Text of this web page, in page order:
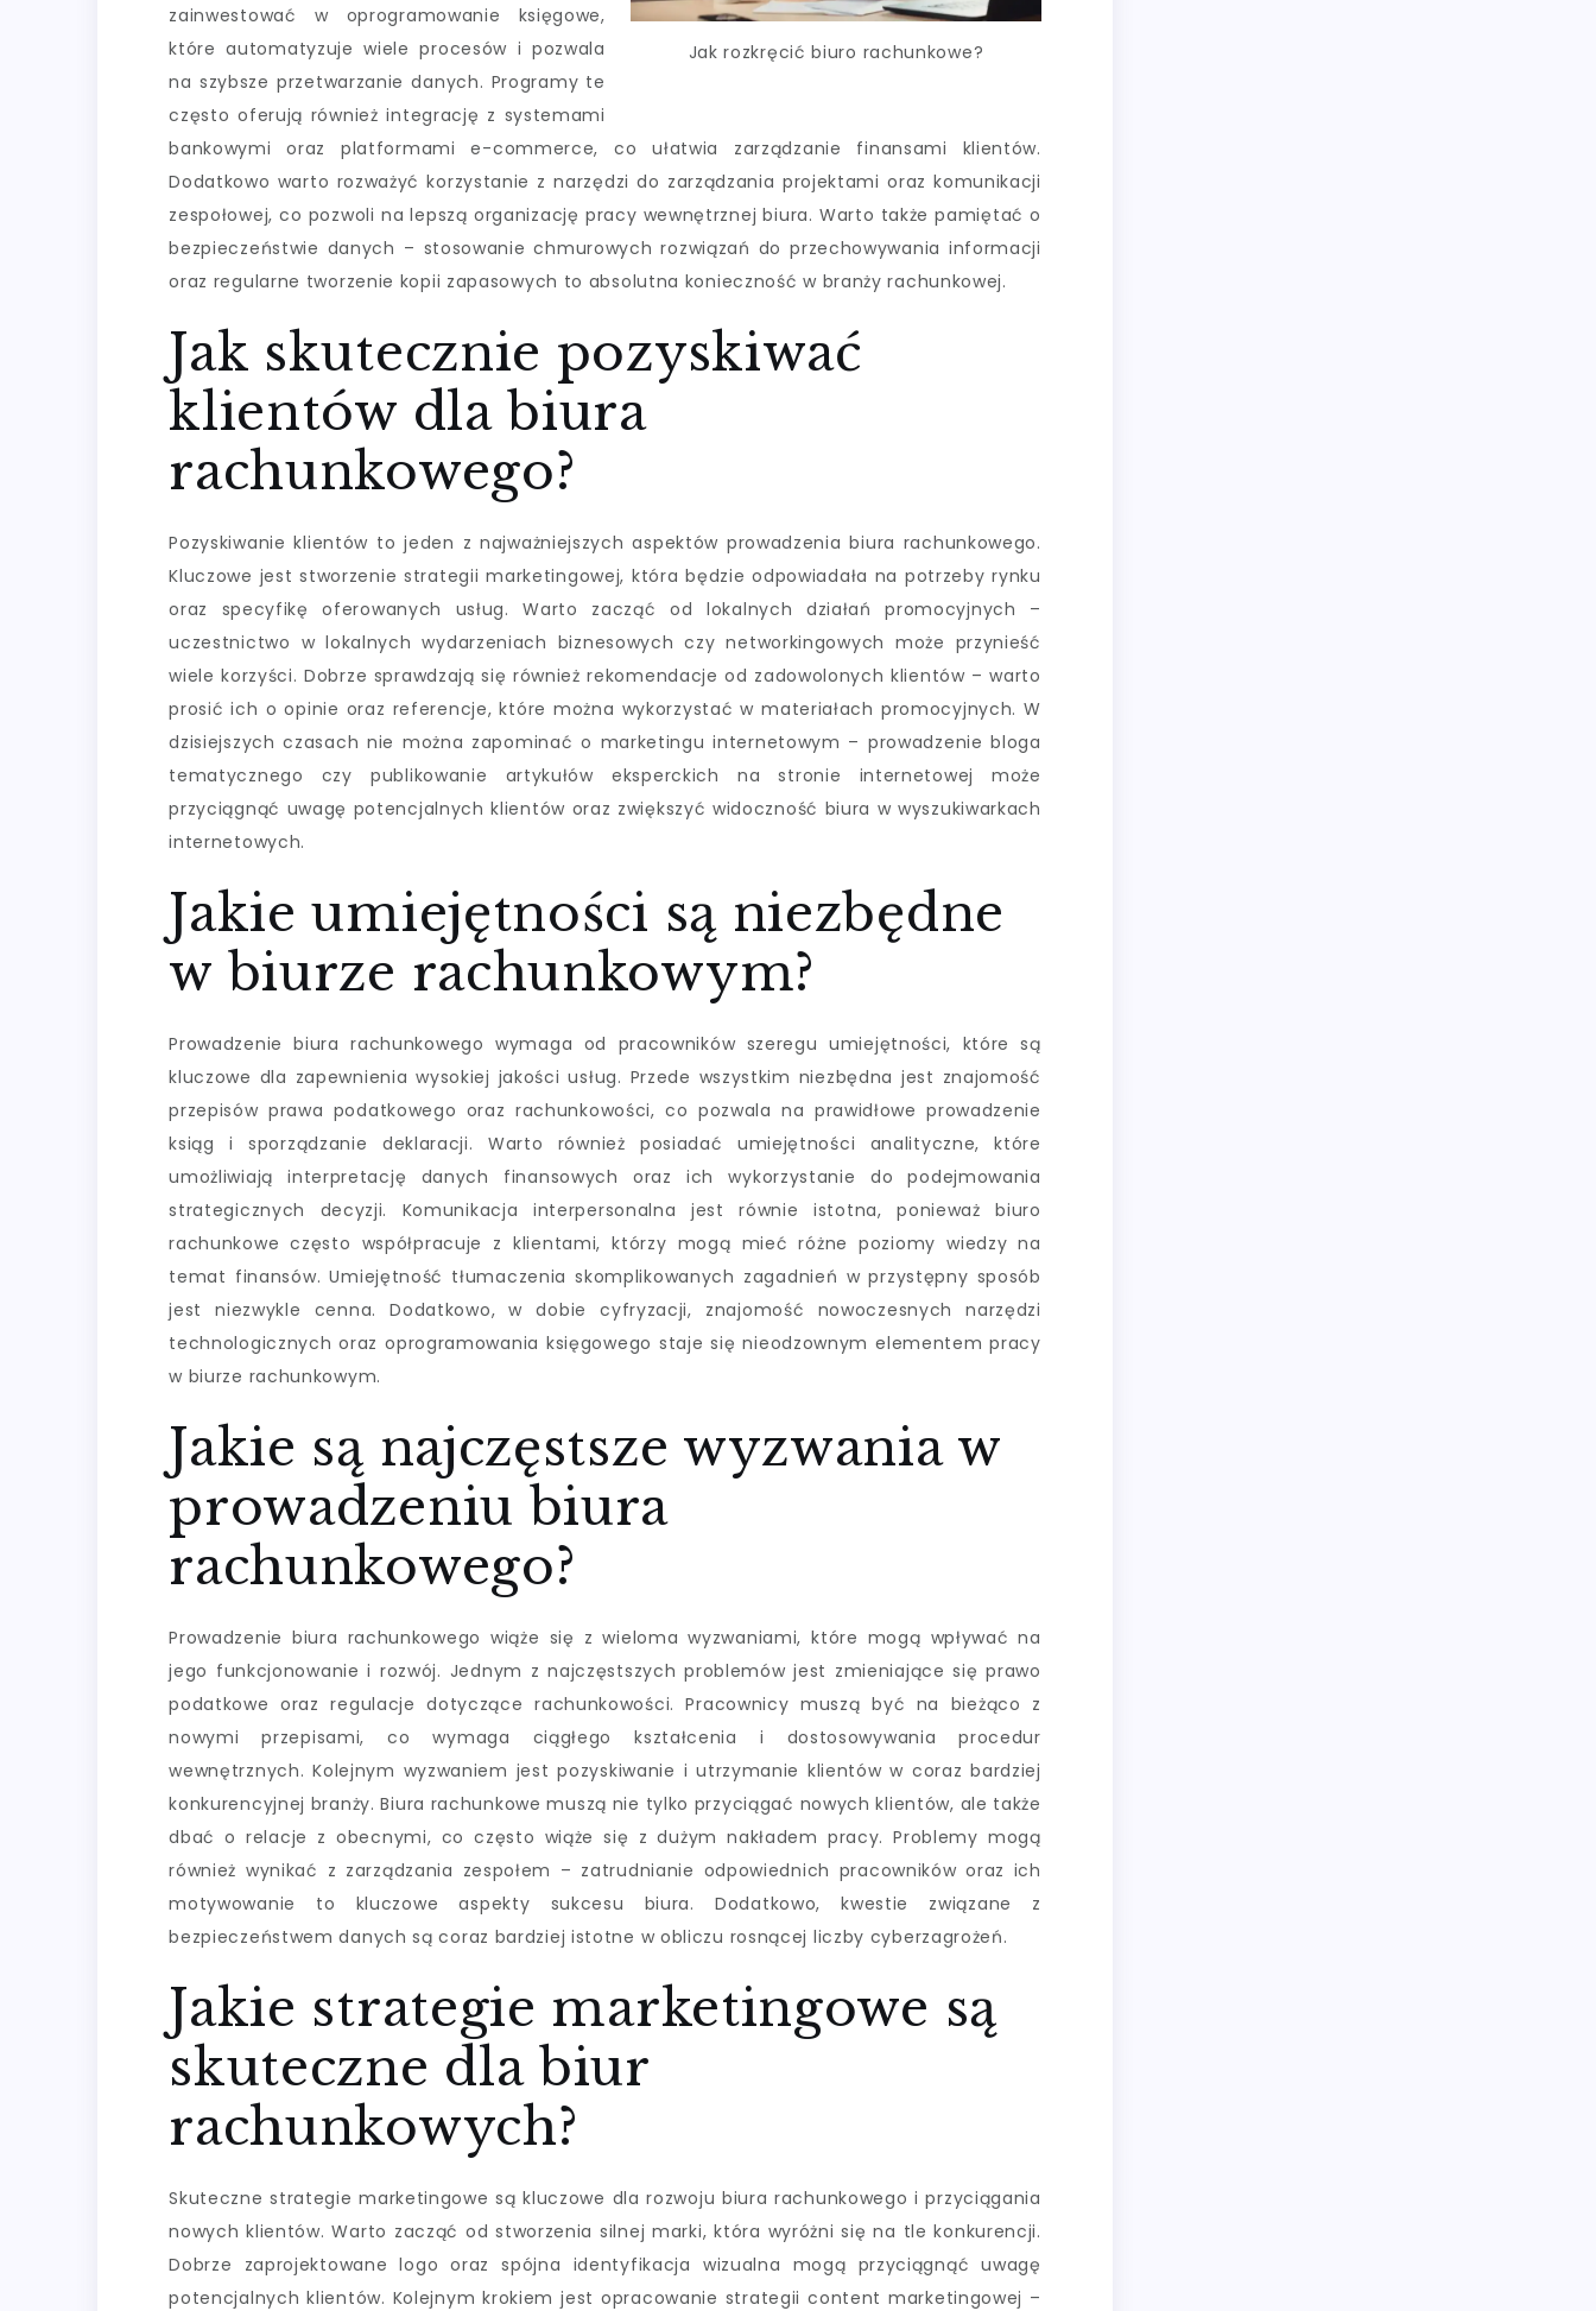
Jak rozkręcić biuro rachunkowe?
zainwestować w oprogramowanie księgowe,
które automatyzuje wiele procesów i pozwala
na szybsze przetwarzanie danych. Programy te
często oferują również integrację z systemami
bankowymi oraz platformami e-commerce, co ułatwia zarządzanie finansami klientów.
Dodatkowo warto rozważyć korzystanie z narzędzi do zarządzania projektami oraz komunikacji
zespołowej, co pozwoli na lepszą organizację pracy wewnętrznej biura. Warto także pamiętać o
bezpieczeństwie danych – stosowanie chmurowych rozwiązań do przechowywania informacji
oraz regularne tworzenie kopii zapasowych to absolutna konieczność w branży rachunkowej.
Jak skutecznie pozyskiwać
klientów dla biura
rachunkowego?
Pozyskiwanie klientów to jeden z najważniejszych aspektów prowadzenia biura rachunkowego.
Kluczowe jest stworzenie strategii marketingowej, która będzie odpowiadała na potrzeby rynku
oraz specyfikę oferowanych usług. Warto zacząć od lokalnych działań promocyjnych –
uczestnictwo w lokalnych wydarzeniach biznesowych czy networkingowych może przynieść
wiele korzyści. Dobrze sprawdzają się również rekomendacje od zadowolonych klientów – warto
prosić ich o opinie oraz referencje, które można wykorzystać w materiałach promocyjnych. W
dzisiejszych czasach nie można zapominać o marketingu internetowym – prowadzenie bloga
tematycznego czy publikowanie artykułów eksperckich na stronie internetowej może
przyciągnąć uwagę potencjalnych klientów oraz zwiększyć widoczność biura w wyszukiwarkach
internetowych.
Jakie umiejętności są niezbędne
w biurze rachunkowym?
Prowadzenie biura rachunkowego wymaga od pracowników szeregu umiejętności, które są
kluczowe dla zapewnienia wysokiej jakości usług. Przede wszystkim niezbędna jest znajomość
przepisów prawa podatkowego oraz rachunkowości, co pozwala na prawidłowe prowadzenie
ksiąg i sporządzanie deklaracji. Warto również posiadać umiejętności analityczne, które
umożliwiają interpretację danych finansowych oraz ich wykorzystanie do podejmowania
strategicznych decyzji. Komunikacja interpersonalna jest równie istotna, ponieważ biuro
rachunkowe często współpracuje z klientami, którzy mogą mieć różne poziomy wiedzy na
temat finansów. Umiejętność tłumaczenia skomplikowanych zagadnień w przystępny sposób
jest niezwykle cenna. Dodatkowo, w dobie cyfryzacji, znajomość nowoczesnych narzędzi
technologicznych oraz oprogramowania księgowego staje się nieodzownym elementem pracy
w biurze rachunkowym.
Jakie są najczęstsze wyzwania w
prowadzeniu biura
rachunkowego?
Prowadzenie biura rachunkowego wiąże się z wieloma wyzwaniami, które mogą wpływać na
jego funkcjonowanie i rozwój. Jednym z najczęstszych problemów jest zmieniające się prawo
podatkowe oraz regulacje dotyczące rachunkowości. Pracownicy muszą być na bieżąco z
nowymi przepisami, co wymaga ciągłego kształcenia i dostosowywania procedur
wewnętrznych. Kolejnym wyzwaniem jest pozyskiwanie i utrzymanie klientów w coraz bardziej
konkurencyjnej branży. Biura rachunkowe muszą nie tylko przyciągać nowych klientów, ale także
dbać o relacje z obecnymi, co często wiąże się z dużym nakładem pracy. Problemy mogą
również wynikać z zarządzania zespołem – zatrudnianie odpowiednich pracowników oraz ich
motywowanie to kluczowe aspekty sukcesu biura. Dodatkowo, kwestie związane z
bezpieczeństwem danych są coraz bardziej istotne w obliczu rosnącej liczby cyberzagrożeń.
Jakie strategie marketingowe są
skuteczne dla biur
rachunkowych?
Skuteczne strategie marketingowe są kluczowe dla rozwoju biura rachunkowego i przyciągania
nowych klientów. Warto zacząć od stworzenia silnej marki, która wyróżni się na tle konkurencji.
Dobrze zaprojektowane logo oraz spójna identyfikacja wizualna mogą przyciągnąć uwagę
potencjalnych klientów. Kolejnym krokiem jest opracowanie strategii content marketingowej –